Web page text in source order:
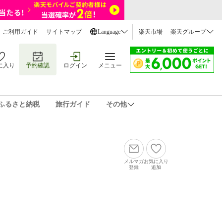
ご利用ガイド サイトマップ Language 楽天市場 楽天グループ
入り 予約確認 ログイン メニュー
るさと納税 旅行ガイド その他
メルマガ
登録
お気に入り
追加